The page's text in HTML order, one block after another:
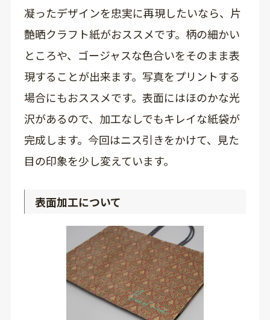
凝ったデザインを忠実に再現したいなら、片
艶晒クラフト紙がおススメです。柄の細かい
ところや、ゴージャスな色合いをそのまま表
現することが出来ます。写真をプリントする
場合にもおススメです。表面にはほのかな光
沢があるので、加工なしでもキレイな紙袋が
完成します。今回はニス引きをかけて、見た
目の印象を少し変えています。
表面加工について